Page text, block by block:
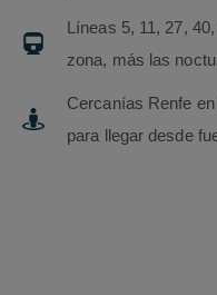
Líneas 5, 11, 27,
zona, más las
Cercanías Renfe
para llegar desde